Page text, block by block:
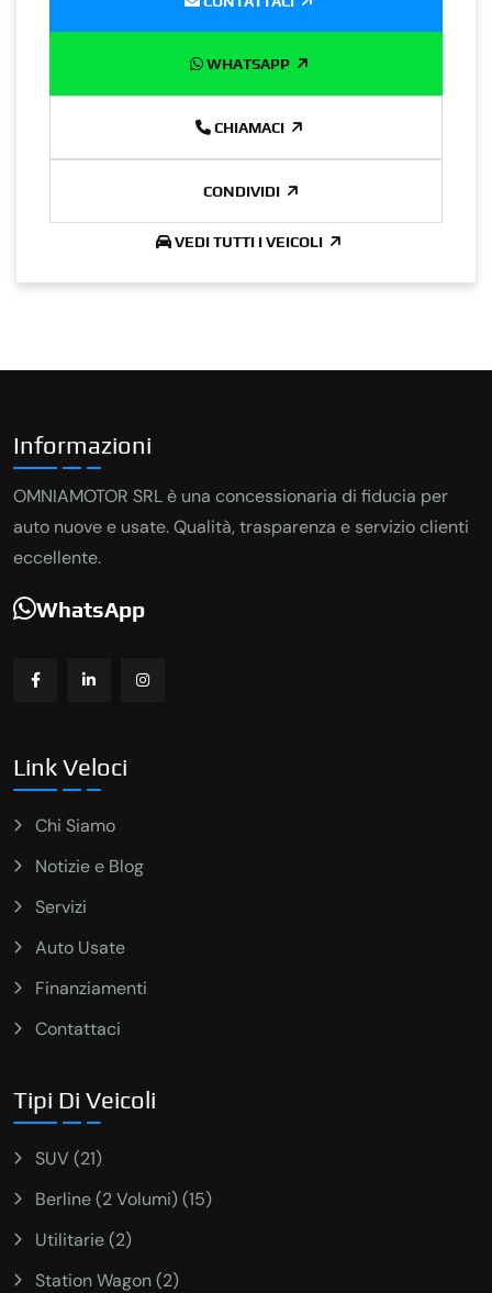
WHATSAPP
CHIAMACI
CONDIVIDI
VEDI TUTTI I VEICOLI
Informazioni
OMNIAMOTOR SRL è una concessionaria di fiducia per
auto nuove e usate. Qualità, trasparenza e servizio clienti
eccellente.
WhatsApp
Link Veloci
Chi Siamo
Notizie e Blog
Servizi
Auto Usate
Finanziamenti
Contattaci
Tipi Di Veicoli
SUV (21)
Berline (2 Volumi) (15)
Utilitarie (2)
Station Wagon (2)